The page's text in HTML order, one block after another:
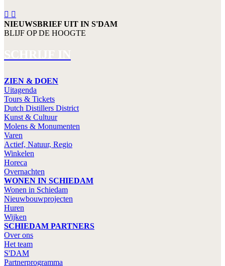
NIEUWSBRIEF UIT IN S'DAM
BLIJF OP DE HOOGTE
SCHRIJF IN
ZIEN & DOEN
Uitagenda
Tours & Tickets
Dutch Distillers District
Kunst & Cultuur
Molens & Monumenten
Varen
Actief, Natuur, Regio
Winkelen
Horeca
Overnachten
WONEN IN SCHIEDAM
Wonen in Schiedam
Nieuwbouwprojecten
Huren
Wijken
SCHIEDAM PARTNERS
Over ons
Het team
S'DAM
Partnerprogramma